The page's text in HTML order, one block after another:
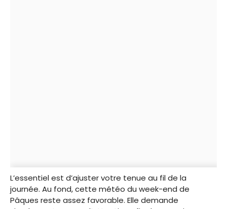
L’essentiel est d’ajuster votre tenue au fil de la
journée. Au fond, cette météo du week-end de
Pâques reste assez favorable. Elle demande